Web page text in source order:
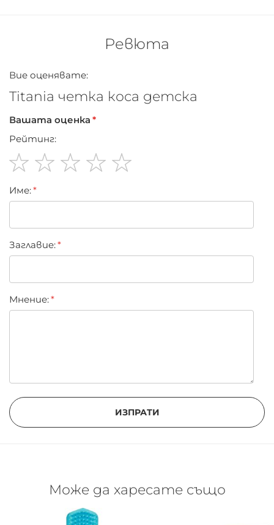
Ревюта
Вие оценявате:
Titania четка коса детска
Вашата оценка
Рейтинг:
star
stars
stars
stars
stars
Име:
Заглавиe:
Мнение:
ИЗПРАТИ
Може да харесате също